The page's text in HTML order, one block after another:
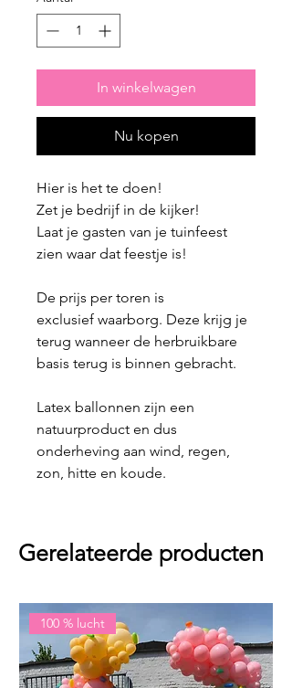
In winkelwagen
Nu kopen
Hier is het te doen!
Zet je bedrijf in de kijker!
Laat je gasten van je tuinfeest
zien waar dat feestje is!
De prijs per toren is
exclusief waarborg. Deze krijg je
terug wanneer de herbruikbare
basis terug is binnen gebracht.
Latex ballonnen zijn een
natuurproduct en dus
onderheving aan wind, regen,
zon, hitte en koude.
Gerelateerde producten
100 % lucht